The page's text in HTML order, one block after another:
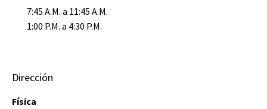
7:45 A.M. a 11:45 A.M.
1:00 P.M. a 4:30 P.M.
Dirección
Física